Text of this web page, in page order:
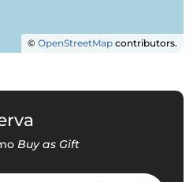
© OpenStreetMap contributors.
Buy as Gift